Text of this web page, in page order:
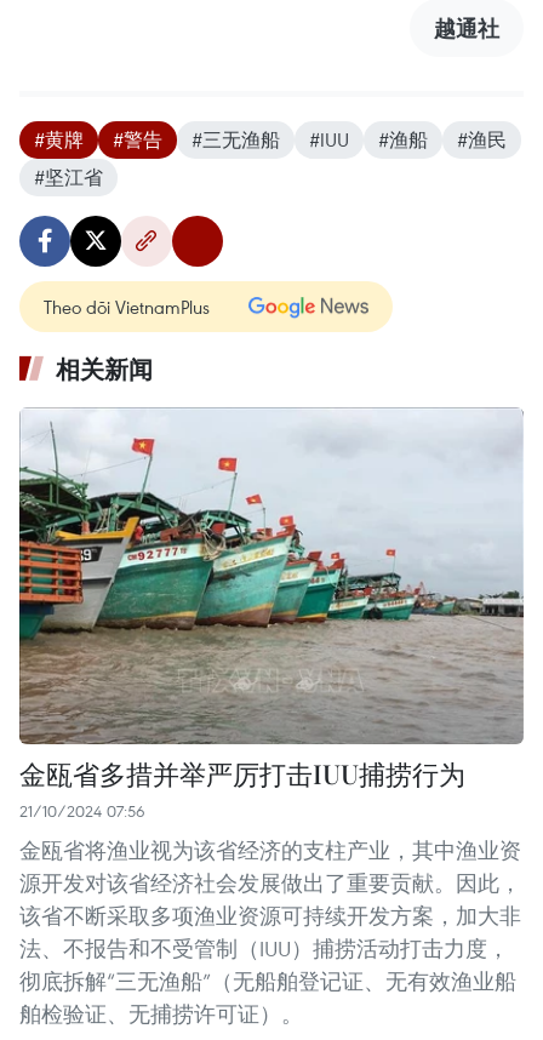
越通社
#黄牌 #警告 #三无渔船 #IUU #渔船
#渔民
#坚江省
Theo dõi VietnamPlus
相关新闻
金瓯省多措并举严厉打击IUU捕捞行为
21/10/2024 07:56
金瓯省将渔业视为该省经济的支柱产业，其中渔业资
源开发对该省经济社会发展做出了重要贡献。因此，
该省不断采取多项渔业资源可持续开发方案，加大非
法、不报告和不受管制（IUU）捕捞活动打击力度，
彻底拆解“三无渔船”（无船舶登记证、无有效渔业船
舶检验证、无捕捞许可证）。